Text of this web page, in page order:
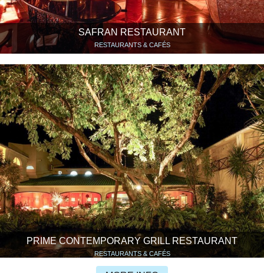
SAFRAN RESTAURANT
RESTAURANTS & CAFÉS
PRIME CONTEMPORARY GRILL RESTAURANT
RESTAURANTS & CAFÉS